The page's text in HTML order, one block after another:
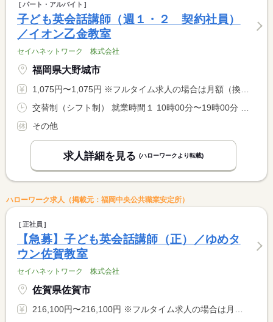
パート・アルバイト
子ども英会話講師（週１・２ 契約社員）
／イオン乙金教室
セイハネットワーク 株式会社
福岡県大野城市
1,075円〜1,075円 ※フルタイム求人の場合は月額（換算額）、パート求人の場合は時間額を表示しています。
その他
求人詳細を見る (ハローワークより転載)
ハローワーク求人（掲載元：福岡中央公共職業安定所）
正社員
【急募】子ども英会話講師（正）／ゆめタ
ウン佐賀教室
セイハネットワーク 株式会社
佐賀県佐賀市
216,100円〜216,100円 ※フルタイム求人の場合は月額（換算額）、パート求人の場合は時間額を表示しています。